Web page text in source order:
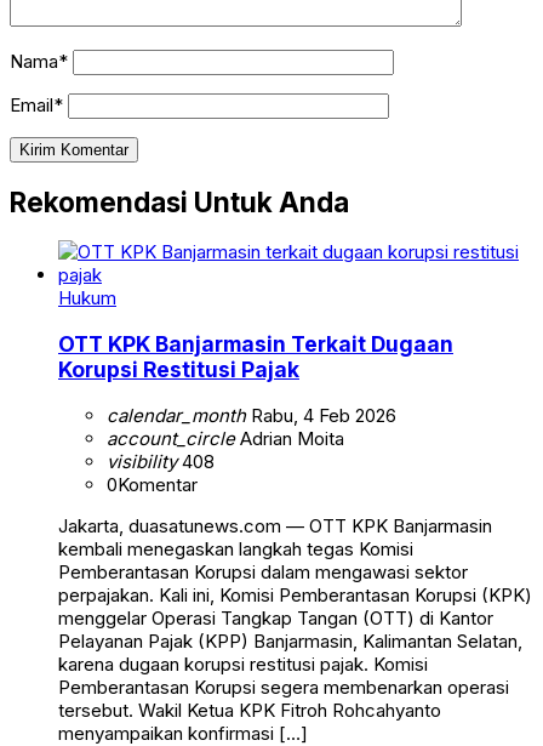
Nama*
Email*
Rekomendasi Untuk Anda
Hukum
OTT KPK Banjarmasin Terkait Dugaan
Korupsi Restitusi Pajak
calendar_monthRabu, 4 Feb 2026
account_circleAdrian Moita
visibility408
0Komentar
Jakarta, duasatunews.com — OTT KPK Banjarmasin
kembali menegaskan langkah tegas Komisi
Pemberantasan Korupsi dalam mengawasi sektor
perpajakan. Kali ini, Komisi Pemberantasan Korupsi (KPK)
menggelar Operasi Tangkap Tangan (OTT) di Kantor
Pelayanan Pajak (KPP) Banjarmasin, Kalimantan Selatan,
karena dugaan korupsi restitusi pajak. Komisi
Pemberantasan Korupsi segera membenarkan operasi
tersebut. Wakil Ketua KPK Fitroh Rohcahyanto
menyampaikan konfirmasi […]